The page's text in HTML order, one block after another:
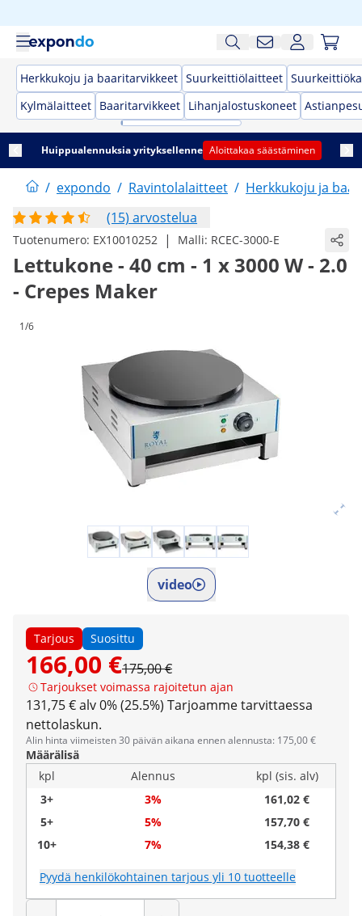
Herkkukoju ja baaritarvikkeet Suurkeittiölaitteet
Kylmälaitteet Baaritarvikkeet Lihanjalostuskoneet
Huippualennuksia yrityksellenne Aloittakaa säästäminen
/ expondo / Ravintolalaitteet / Herkkukoju ja
(15) arvostelua
Tuotenumero: EX10010252 | Malli: RCEC-3000-E
Lettukone - 40 cm - 1 x 3000 W - 2.0
- Crepes Maker
1/6
video
Tarjous Suosittu
166,00 €175,00 €
Tarjoukset voimassa rajoitetun ajan
131,75 € alv 0% (25.5%) Tarjoamme tarvittaessa
nettolaskun.
Alin hinta viimeisten 30 päivän aikana ennen alennusta: 175,00 €
Määrälisä
kpl
Alennus
kpl (sis. alv)
3+
3%
161,02 €
5+
5%
157,70 €
10+
7% 154,38 €
Pyydä henkilökohtainen tarjous yli 10 tuotteelle
Määrä